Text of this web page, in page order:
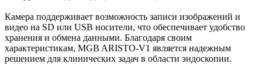
Камера поддерживает возможность записи изображений и
видео на SD или USB носители, что обеспечивает удобство
хранения и обмена данными. Благодаря своим
характеристикам, MGB ARISTO-V1 является надежным
решением для клинических задач в области эндоскопии.